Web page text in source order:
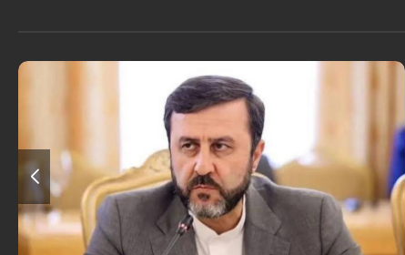
قال نائب وزير الخارجية الإيراني كاظم غريب آبادي، إن إيران لن تقبل بالتدخل
الأجنبي في مضيق هرمز.